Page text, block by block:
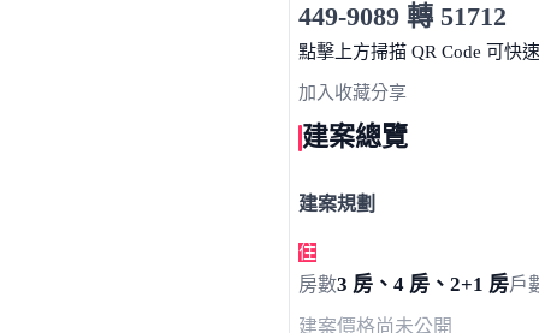
449-9089 轉 51712
服務時間 10:00～19:00
點擊上方掃描 QR Code 可快
加入收藏分享
建案總覽
建案規劃
住
房數3 房、4 房、2+1 房戶
建案價格尚未公開